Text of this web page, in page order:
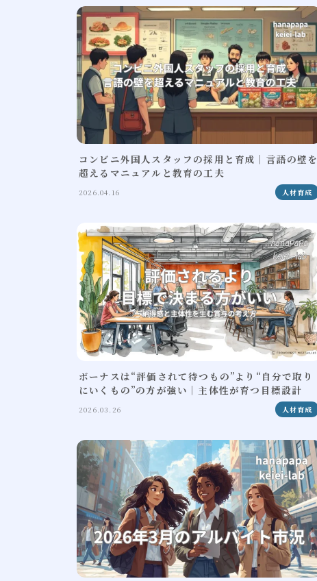
コンビニ外国人スタッフの採用と育成｜言語の壁を
超えるマニュアルと教育の工夫
2026.04.16 人材育成
ボーナスは“評価されて待つもの”より“自分で取り
にいくもの”の方が強い｜主体性が育つ目標設計
2026.03.26 人材育成